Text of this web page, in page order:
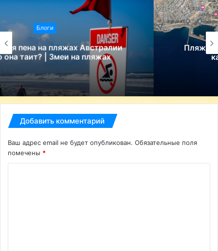
Блоги
Пляж Ташуджу (Taşucu Plajı) — 10 фото,
как добраться из Мерсина
Добавить комментарий
Ваш адрес email не будет опубликован. Обязательные поля
помечены *